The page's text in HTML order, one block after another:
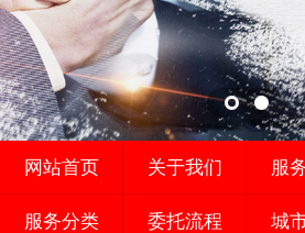
网站首页 关于我们 服
服务分类 委托流程 城